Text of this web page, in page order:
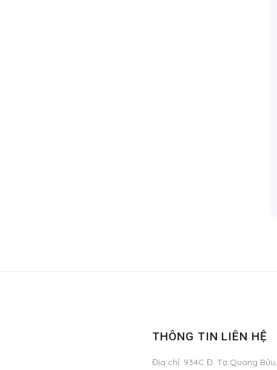
THÔNG TIN LIÊN HỆ
Địa chỉ: 934C Đ. Tạ Quang